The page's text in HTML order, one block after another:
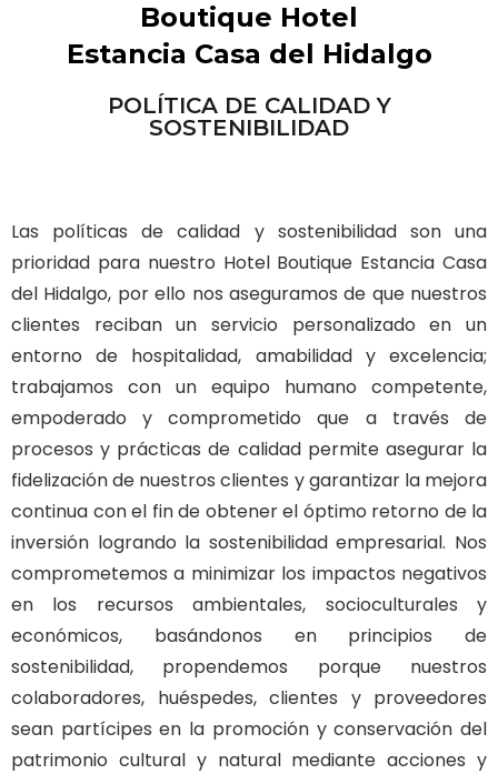
Boutique Hotel
Estancia Casa del Hidalgo
POLÍTICA DE CALIDAD Y
SOSTENIBILIDAD
Las políticas de calidad y sostenibilidad son una
prioridad para nuestro Hotel Boutique Estancia Casa
del Hidalgo, por ello nos aseguramos de que nuestros
clientes reciban un servicio personalizado en un
entorno de hospitalidad, amabilidad y excelencia;
trabajamos con un equipo humano competente,
empoderado y comprometido que a través de
procesos y prácticas de calidad permite asegurar la
fidelización de nuestros clientes y garantizar la mejora
continua con el fin de obtener el óptimo retorno de la
inversión logrando la sostenibilidad empresarial. Nos
comprometemos a minimizar los impactos negativos
en los recursos ambientales, socioculturales y
económicos, basándonos en principios de
sostenibilidad, propendemos porque nuestros
colaboradores, huéspedes, clientes y proveedores
sean partícipes en la promoción y conservación del
patrimonio cultural y natural mediante acciones y